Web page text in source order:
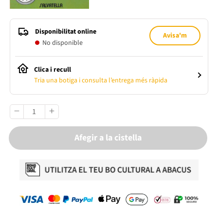
Disponibilitat online
No disponible
Avisa'm
Clica i recull
Tria una botiga i consulta l’entrega més ràpida
Afegir a la cistella